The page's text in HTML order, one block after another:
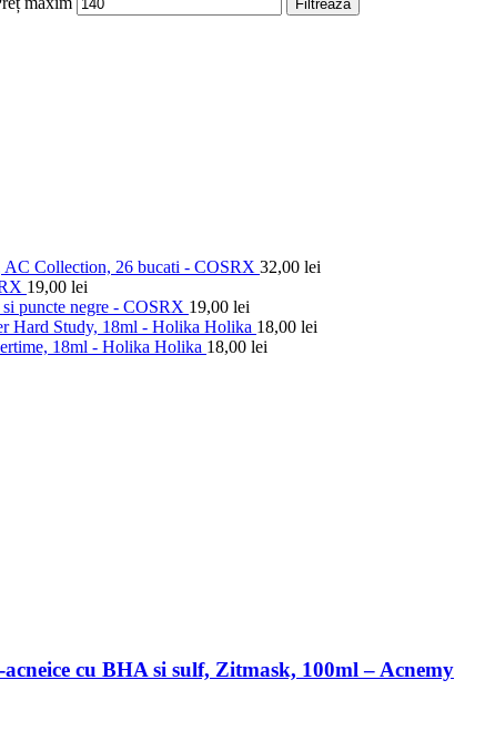
Filtrează
AC Collection, 26 bucati - COSRX 32,00 lei
19,00 lei
puncte negre - COSRX 19,00 lei
Hard Study, 18ml - Holika Holika 18,00 lei
18ml - Holika Holika 18,00 lei
cu BHA si sulf, Zitmask, 100ml – Acnemy